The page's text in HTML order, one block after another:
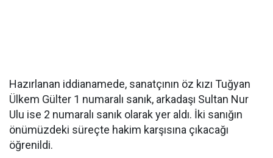
Hazırlanan iddianamede, sanatçının öz kızı Tuğyan
Ülkem Gülter 1 numaralı sanık, arkadaşı Sultan Nur
Ulu ise 2 numaralı sanık olarak yer aldı. İki sanığın
önümüzdeki süreçte hakim karşısına çıkacağı
öğrenildi.